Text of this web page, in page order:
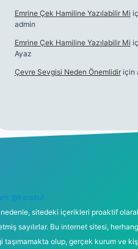
Emrine Çek Hamiline Yazılabilir Mi
admin
Emrine Çek Hamiline Yazılabilir Mi
Ayaz
Çevre Sevgisi Neden Önemlidiriçin
@karabul
nedenle, sitedeki içerikleri proaktif
sayılırlar. Bu internet sitesi,
taşımamakta olup, gerçek kurum ve